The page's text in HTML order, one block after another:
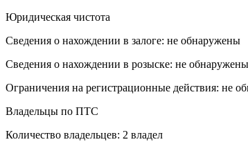
Юридическая чистота
Сведения о нахождении в залоге: не обнаружены
Сведения о нахождении в розыске: не обнаружены
Ограничения на регистрационные действия: не
Владельцы по ПТС
Количество владельцев: 2 владел